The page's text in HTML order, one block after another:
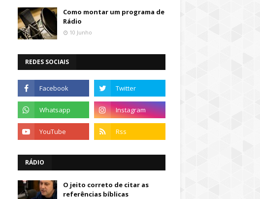
Como montar um programa de
Rádio
10 Junho
REDES SOCIAIS
RÁDIO
O jeito correto de citar as
referências bíblicas